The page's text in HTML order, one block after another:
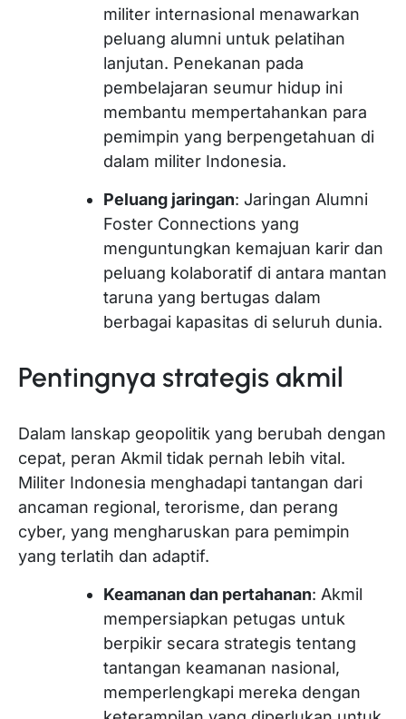
militer internasional menawarkan
peluang alumni untuk pelatihan
lanjutan. Penekanan pada
pembelajaran seumur hidup ini
membantu mempertahankan para
pemimpin yang berpengetahuan di
dalam militer Indonesia.
Peluang jaringan: Jaringan Alumni
Foster Connections yang
menguntungkan kemajuan karir dan
peluang kolaboratif di antara mantan
taruna yang bertugas dalam
berbagai kapasitas di seluruh dunia.
Pentingnya strategis akmil
Dalam lanskap geopolitik yang berubah dengan
cepat, peran Akmil tidak pernah lebih vital.
Militer Indonesia menghadapi tantangan dari
ancaman regional, terorisme, dan perang
cyber, yang mengharuskan para pemimpin
yang terlatih dan adaptif.
Keamanan dan pertahanan: Akmil
mempersiapkan petugas untuk
berpikir secara strategis tentang
tantangan keamanan nasional,
memperlengkapi mereka dengan